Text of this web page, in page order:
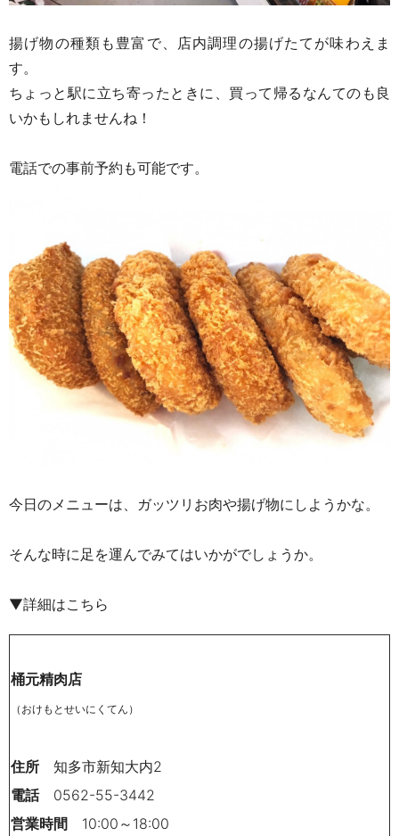
揚げ物の種類も豊富で、店内調理の揚げたてが味わえま
す。
ちょっと駅に立ち寄ったときに、買って帰るなんてのも良
いかもしれませんね！
電話での事前予約も可能です。
今日のメニューは、ガッツリお肉や揚げ物にしようかな。
そんな時に足を運んでみてはいかがでしょうか。
▼詳細はこちら
桶元精肉店
（おけもとせいにくてん）
住所 知多市新知大内2
電話0562-55-3442
営業時間 10:00 ～ 18:00